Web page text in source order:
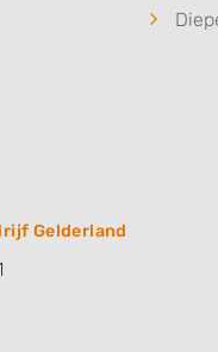
Gelderland